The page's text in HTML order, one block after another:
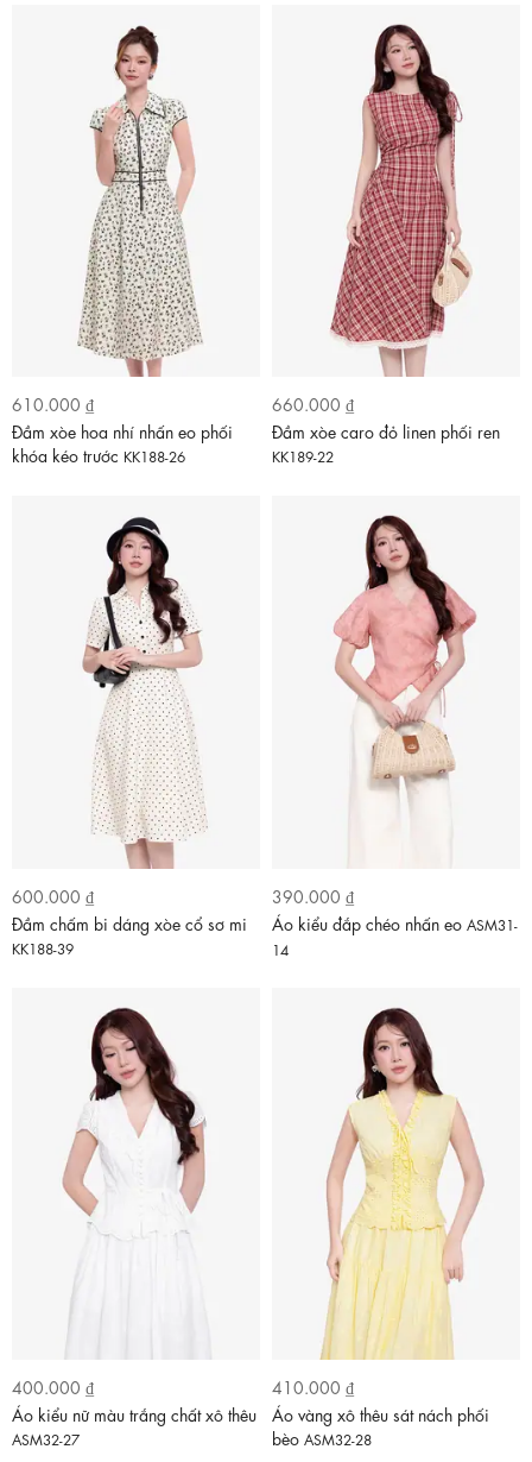
610.000 ₫
Đầm xòe hoa nhí nhấn eo phối
khóa kéo trước KK188-26
660.000 ₫
Đầm xòe caro đỏ linen phối ren
KK189-22
600.000 ₫
Đầm chấm bi dáng xòe cổ sơ mi
KK188-39
390.000 ₫
Áo kiểu đắp chéo nhấn eo ASM31-
14
400.000 ₫
Áo kiểu nữ màu trắng chất xô thêu
ASM32-27
410.000 ₫
Áo vàng xô thêu sát nách phối
bèo ASM32-28